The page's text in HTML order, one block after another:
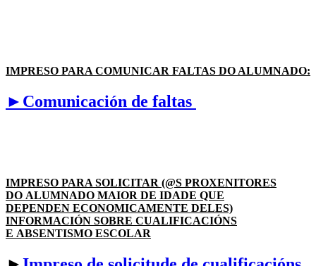
IMPRESO PARA COMUNICAR FALTAS DO ALUMNADO:
►Comunicación de faltas
IMPRESO PARA SOLICITAR (@S PROXENITORES
DO ALUMNADO MAIOR DE IDADE QUE
DEPENDEN ECONOMICAMENTE DELES)
INFORMACIÓN SOBRE CUALIFICACIÓNS
E ABSENTISMO ESCOLAR